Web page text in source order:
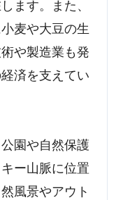
ます。また、
麦や大豆の生
や製造業も発
済を支えてい
園や自然保護
ー山脈に位置
風景やアウト